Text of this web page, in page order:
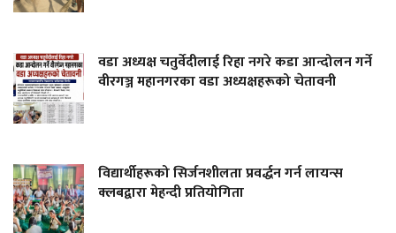
वडा अध्यक्ष चतुर्वेदीलाई रिहा नगरे कडा आन्दोलन गर्ने
वीरगञ्ज महानगरका वडा अध्यक्षहरूको चेतावनी
विद्यार्थीहरूको सिर्जनशीलता प्रवर्द्धन गर्न लायन्स
क्लबद्वारा मेहन्दी प्रतियोगिता